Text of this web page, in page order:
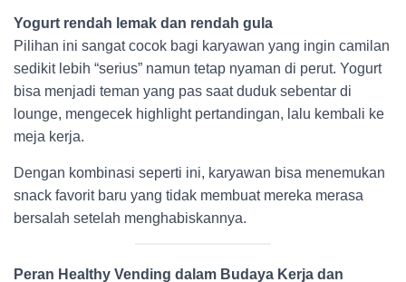
Yogurt rendah lemak dan rendah gula
Pilihan ini sangat cocok bagi karyawan yang ingin camilan
sedikit lebih “serius” namun tetap nyaman di perut. Yogurt
bisa menjadi teman yang pas saat duduk sebentar di
lounge, mengecek highlight pertandingan, lalu kembali ke
meja kerja.
Dengan kombinasi seperti ini, karyawan bisa menemukan
snack favorit baru yang tidak membuat mereka merasa
bersalah setelah menghabiskannya.
Peran Healthy Vending dalam Budaya Kerja dan